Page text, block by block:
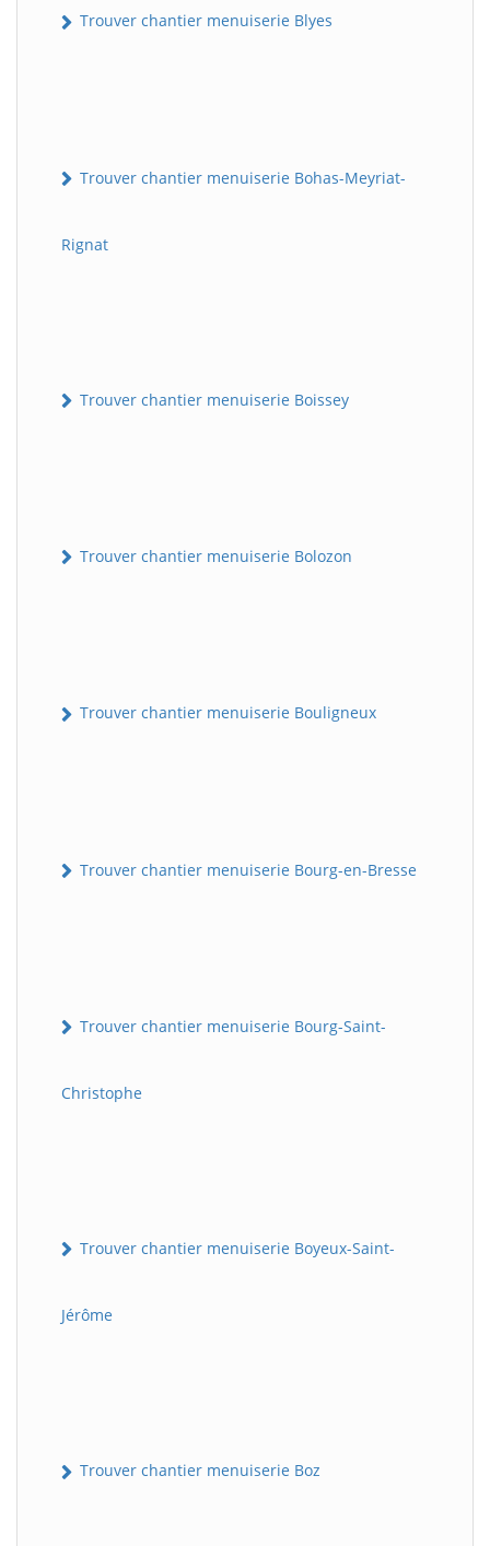
Trouver chantier menuiserie Blyes
Trouver chantier menuiserie Bohas-Meyriat-
Rignat
Trouver chantier menuiserie Boissey
Trouver chantier menuiserie Bolozon
Trouver chantier menuiserie Bouligneux
Trouver chantier menuiserie Bourg-en-Bresse
Trouver chantier menuiserie Bourg-Saint-
Christophe
Trouver chantier menuiserie Boyeux-Saint-
Jérôme
Trouver chantier menuiserie Boz